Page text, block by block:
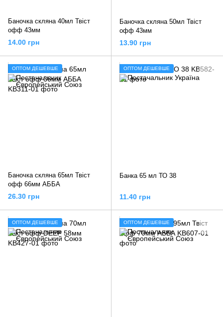
Баночка скляна 40мл Твіст
офф 43мм
14.00 грн
Баночка скляна 50мл Твіст
офф 43мм
13.90 грн
ОПТОМ ДЕШЕВШЕ
Баночка скляна 65мл Твіст
офф 66мм АББА
26.30 грн
ОПТОМ ДЕШЕВШЕ
Банка 65 мл ТО 38
11.40 грн
ОПТОМ ДЕШЕВШЕ ОПТОМ ДЕШЕВШЕ